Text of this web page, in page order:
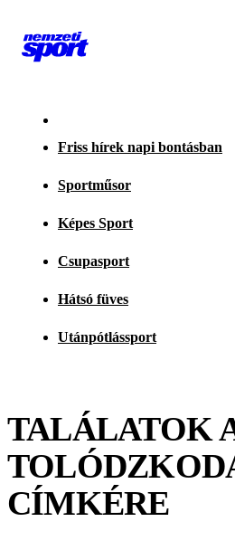
Friss hírek napi bontásban
Sportműsor
Képes Sport
Csupasport
Hátsó füves
Utánpótlássport
TALÁLATOK
CÍMKÉRE